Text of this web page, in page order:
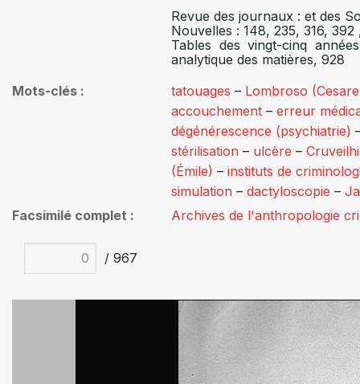
Revue des journaux : et des
Nouvelles : 148, 235, 316,
Tables des vingt-cinq
analytique des matières, 928
Mots-clés
tatouages – Lombroso
accouchement –erreur
dégénérescence (psychiatrie)
stérilisation – ulcère –
(Émile) –instituts de
simulation –dactyloscopie –
Facsimilé complet
Archives de l'anthropologie
/ 967